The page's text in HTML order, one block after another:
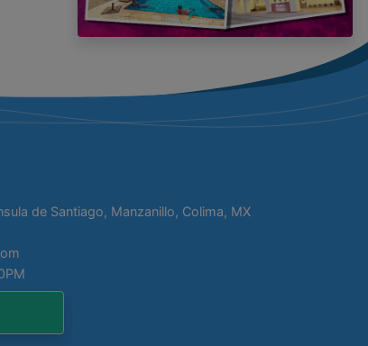
de Santiago, Manzanillo, Colima, MX